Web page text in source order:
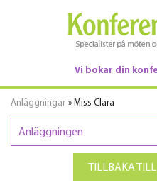
Vi bokar din
Anläggningar » Miss Clara
Anläggningen
TILLBAKA